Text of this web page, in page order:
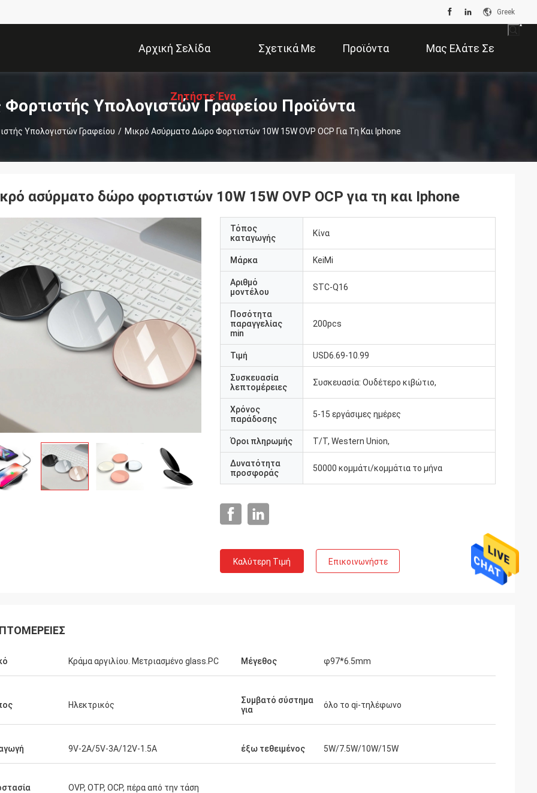
Greek
Αρχική Σελίδα Σχετικά Με
Εμάς
Προϊόντα Μας Ελάτε Σε
Επαφή Με
Ζητήστε Ένα
Υπολογιστών Γραφείου Προϊόντα
Υπολογιστών Γραφείου / Μικρό Ασύρματο Δώρο Φορτιστών 10W 15W OVP OCP Για Τη Και Iphone
ασύρματο δώρο φορτιστών 10W 15W OVP OCP για τη και Iphone
Τόπος
καταγωγής
Κίνα
Μάρκα KeiMi
Αριθμό
μοντέλου
STC-Q16
Ποσότητα
παραγγελίας
min
200pcs
Τιμή USD6.69-10.99
Συσκευασία
λεπτομέρειες
Συσκευασία: Ουδέτερο κιβώτιο,
Χρόνος
παράδοσης
5-15 εργάσιμες ημέρες
Όροι πληρωμής T/T, Western Union,
Δυνατότητα
προσφοράς
50000 κομμάτι/κομμάτια το μήνα
Καλύτερη Τιμή Επικοινωνήστε
Κράμα αργιλίου. Μετριασμένο glass.PC Μέγεθος φ97*6.5mm
Ηλεκτρικός
Συμβατό σύστημα
για
όλο το qi-τηλέφωνο
9V-2A/5V-3A/12V-1.5A έξω τεθειμένος 5W/7.5W/10W/15W
OVP, OTP, OCP, πέρα από την τάση